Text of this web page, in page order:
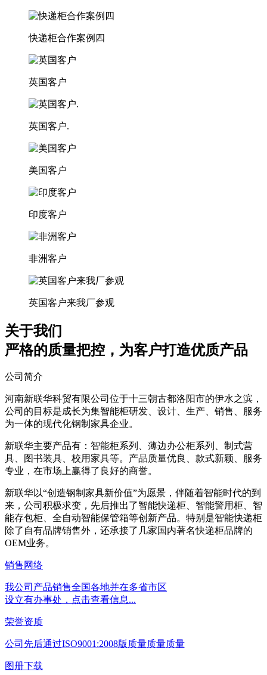
快递柜合作案例四
英国客户
英国客户.
美国客户
印度客户
非洲客户
英国客户来我厂参观
关于我们
严格的质量把控，为客户打造优质产品
公司简介
河南新联华科贸有限公司位于十三朝古都洛阳市的伊水之滨，
公司的目标是成长为集智能柜研发、设计、生产、销售、服务
为一体的现代化钢制家具企业。
新联华主要产品有：智能柜系列、薄边办公柜系列、制式营
具、图书装具、校用家具等。产品质量优良、款式新颖、服务
专业，在市场上赢得了良好的商誉。
新联华以“创造钢制家具新价值”为愿景，伴随着智能时代的到
来，公司积极求变，先后推出了智能快递柜、智能警用柜、智
能存包柜、全自动智能保管箱等创新产品。特别是智能快递柜
除了自有品牌销售外，还承接了几家国内著名快递柜品牌的
OEM业务。
销售网络
我公司产品销售全国各地并在多省市区
设立有办事处，点击查看信息...
荣誉资质
公司先后通过ISO9001:2008版质量质量质量
图册下载